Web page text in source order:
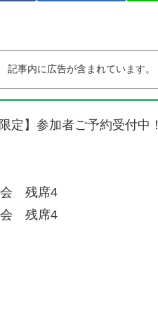
記事内に広告が含まれています。
】参加者ご予約受付中！
会 残席4
会 残席4